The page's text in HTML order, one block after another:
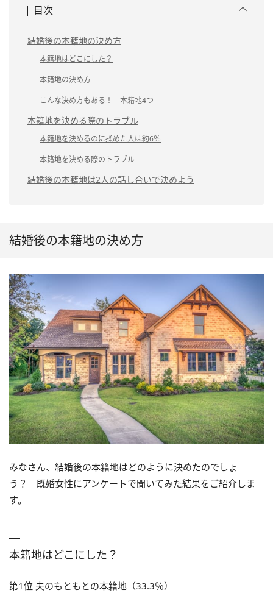
目次
結婚後の本籍地の決め方
本籍地はどこにした？
本籍地の決め方
こんな決め方もある！ 本籍地4つ
本籍地を決める際のトラブル
本籍地を決めるのに揉めた人は約6％
本籍地を決める際のトラブル
結婚後の本籍地は2人の話し合いで決めよう
結婚後の本籍地の決め方
みなさん、結婚後の本籍地はどのように決めたのでしょ
う？ 既婚女性にアンケートで聞いてみた結果をご紹介しま
す。
本籍地はどこにした？
第1位 夫のもともとの本籍地（33.3％）